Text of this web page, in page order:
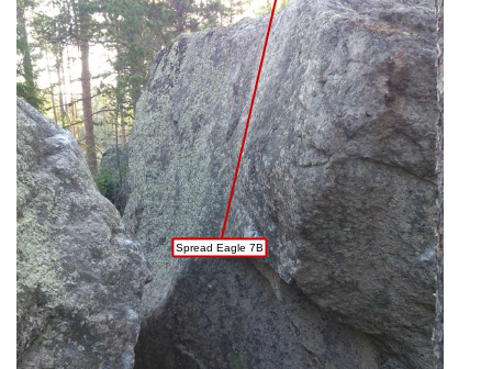
Spread Eagle 7B